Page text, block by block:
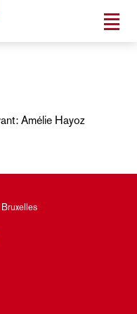
Amélie Hayoz